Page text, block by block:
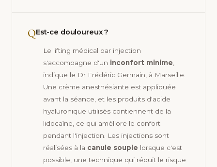
QEst-ce douloureux ?
Le lifting médical par injection
s'accompagne d'un inconfort minime
indique le Dr Frédéric Germain, à Marseille.
Une crème anesthésiante est appliquée
avant la séance, et les produits d'acide
hyaluronique utilisés contiennent de la
lidocaïne, ce qui améliore le confort
pendant l'injection. Les injections sont
réalisées à la canule souple lorsque c'est
possible, une technique qui réduit le risque